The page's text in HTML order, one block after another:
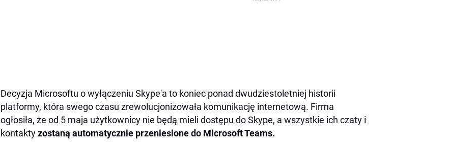
Decyzja Microsoftu o wyłączeniu Skype'a to koniec ponad dwudziestoletniej historii
platformy, która swego czasu zrewolucjonizowała komunikację internetową. Firma
ogłosiła, że od 5 maja użytkownicy nie będą mieli dostępu do Skype, a wszystkie ich czaty i
kontaktyzostaną automatycznie przeniesione do Microsoft Teams.